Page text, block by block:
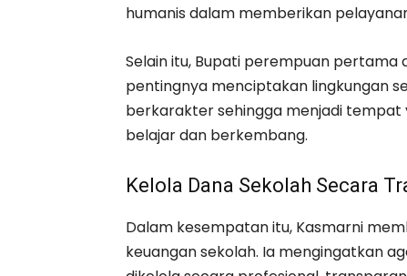
humanis dalam memberikan
Selain itu, Bupati perempuan pertama
pentingnya menciptakan lingkungan
berkarakter sehingga menjadi
belajar dan berkembang.
Kelola Dana Sekolah Secara
Dalam kesempatan itu, Kasmarni
keuangan sekolah. Ia mengingatkan